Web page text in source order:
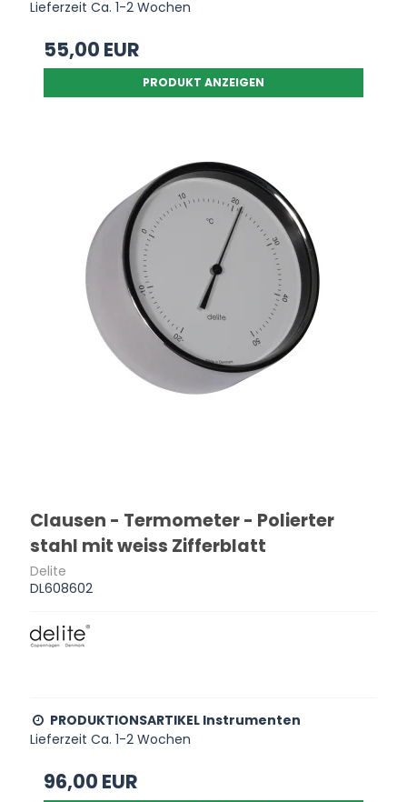
Lieferzeit Ca. 1-2 Wochen
55,00 EUR
PRODUKT ANZEIGEN
Clausen - Termometer - Polierter
stahl mit weiss Zifferblatt
Delite
DL608602
PRODUKTIONSARTIKEL Instrumenten
Lieferzeit Ca. 1-2 Wochen
96,00 EUR